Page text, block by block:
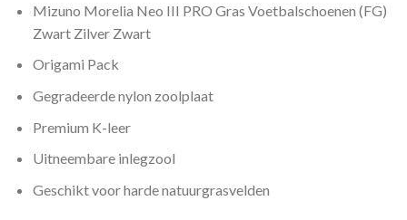
Mizuno Morelia Neo III PRO Gras Voetbalschoenen (FG)
Zwart Zilver Zwart
Origami Pack
Gegradeerde nylon zoolplaat
Premium K-leer
Uitneembare inlegzool
Geschikt voor harde natuurgrasvelden